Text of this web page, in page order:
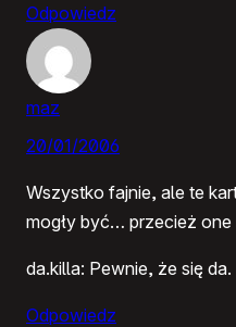
Odpowiedz
maz
20/01/2006
Wszystko fajnie, ale te
mogły być… przecież
da.killa: Pewnie, że się
Odpowiedz